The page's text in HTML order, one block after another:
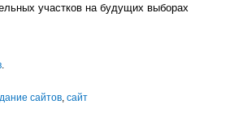
участков на будущих выборах
сайтов сайт